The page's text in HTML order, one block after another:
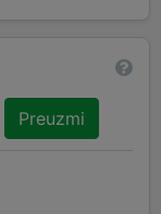
Preuzmi